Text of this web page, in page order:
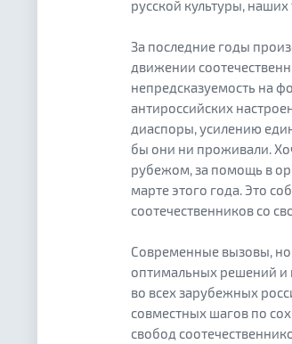
русской культуры,
За последние годы
движении
непредсказуемость на
антироссийских
диаспоры, усилению
бы они ни проживали.
рубежом, за помощь в
марте этого года. Это
соотечественников со
Современные вызовы,
оптимальных решений и
во всех зарубежных
совместных шагов по
свобод